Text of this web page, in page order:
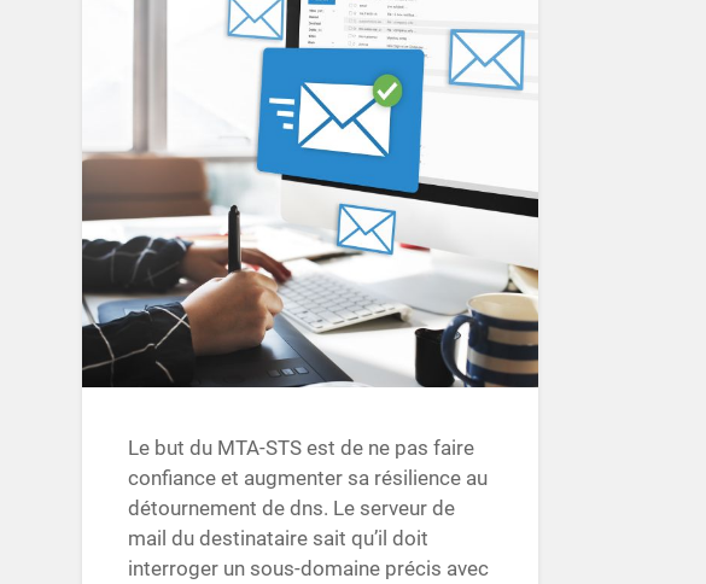
Le but du MTA-STS est de ne pas faire
confiance et augmenter sa résilience au
détournement de dns. Le serveur de
mail du destinataire sait qu’il doit
interroger un sous-domaine précis avec